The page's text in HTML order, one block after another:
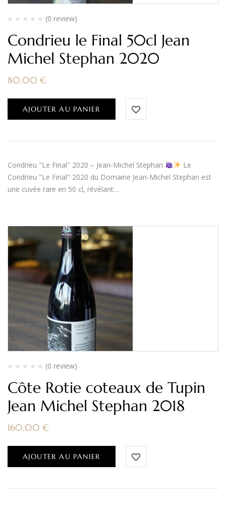
(0 review)
Condrieu le Final 50cl Jean
Michel Stephan 2020
80,00 €
AJOUTER AU PANIER
Condrieu "Le Final" 2020 – Jean-Michel Stephan
Le
Condrieu "Le Final" 2020 du Domaine Jean-Michel Stephan est
une cuvée rare en 50 cl, révélant…
(0 review)
Côte Rotie coteaux de Tupin
Jean Michel Stephan 2018
160,00 €
AJOUTER AU PANIER